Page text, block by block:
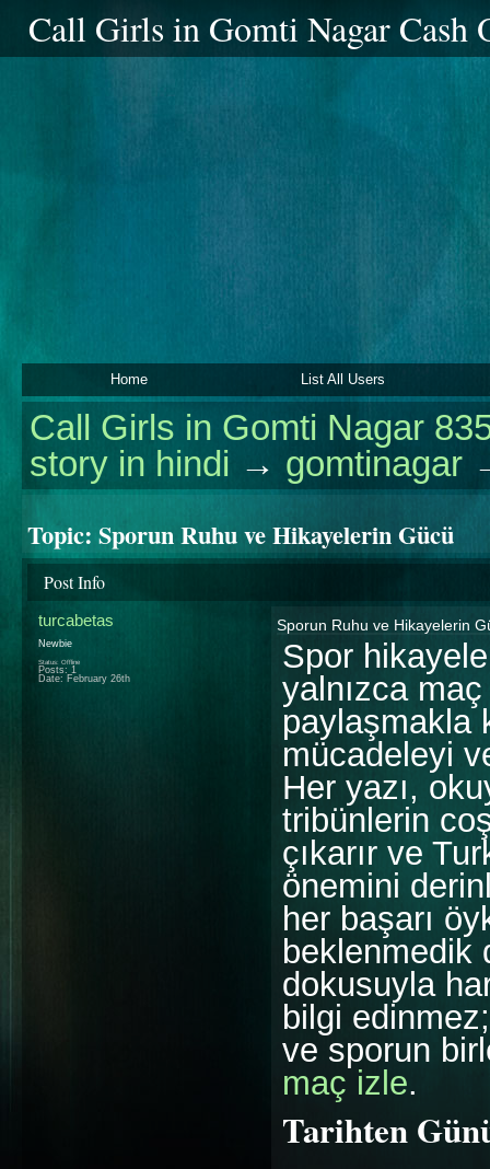
Call Girls in Gomti Nagar
Home List All Users
Call Girls in Gomti Nagar
story in hindi → gomtinagar
Topic: Sporun Ruhu ve Hikayelerin Gücü
Post Info
turcabetas
Newbie
Status: Offline
Posts: 1
Date: February 26th
Sporun Ruhu ve Hikayelerin
Spor
yalnızca
paylaşmakla
mücadeleyi
Her yazı,
tribünlerin
çıkarır ve
önemini
her başarı
beklenmedik
dokusuyla
bilgi
ve sporun
maç izle.
Tarihten